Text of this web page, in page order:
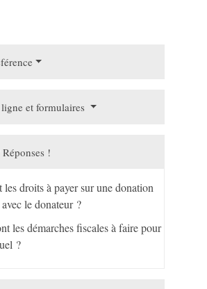
et formulaires
!
les droits à payer sur une donation
le donateur ?
les démarches fiscales à faire pour
?